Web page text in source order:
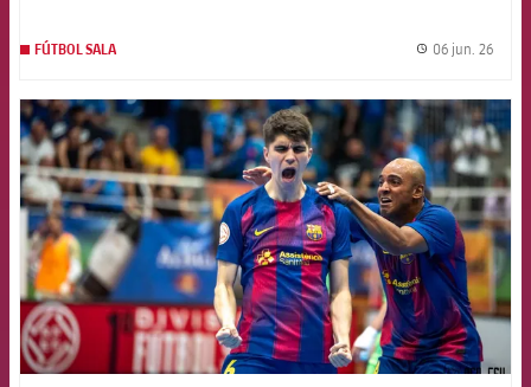
FÚTBOL SALA 06 jun. 26
FCB Barcelona badge